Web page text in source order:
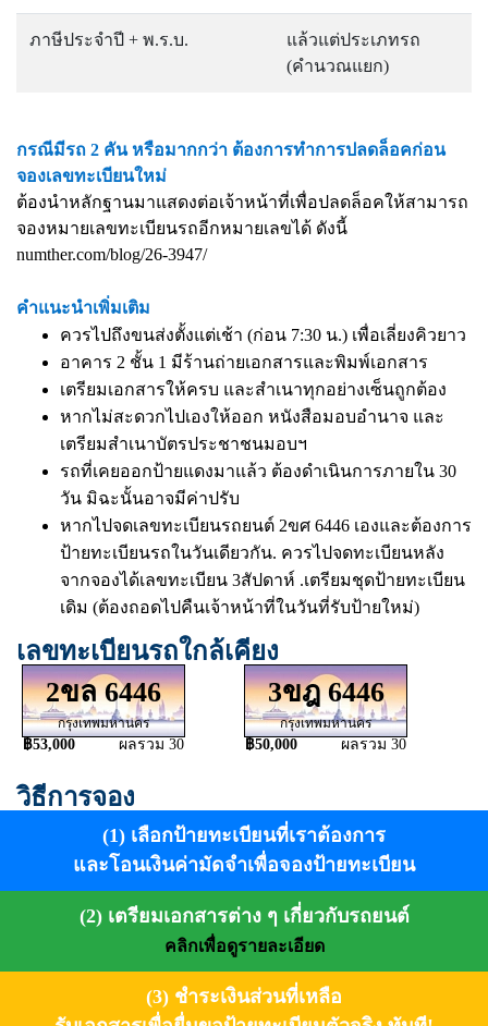
ภาษีประจำปี + พ.ร.บ.
แล้วแต่ประเภทรถ
(คำนวณแยก)
กรณีมีรถ 2 คัน หรือมากกว่า ต้องการทำการปลดล็อคก่อน
จองเลขทะเบียนใหม่
ต้องนำหลักฐานมาแสดงต่อเจ้าหน้าที่เพื่อปลดล็อคให้สามารถ
จองหมายเลขทะเบียนรถอีกหมายเลขได้ ดังนี้
numther.com/blog/26-3947/
คำแนะนำเพิ่มเติม
ควรไปถึงขนส่งตั้งแต่เช้า (ก่อน 7:30 น.) เพื่อเลี่ยงคิวยาว
อาคาร 2 ชั้น 1 มีร้านถ่ายเอกสารและพิมพ์เอกสาร
เตรียมเอกสารให้ครบ และสำเนาทุกอย่างเซ็นถูกต้อง
หากไม่สะดวกไปเองให้ออก หนังสือมอบอำนาจ และ
เตรียมสำเนาบัตรประชาชนมอบฯ
รถที่เคยออกป้ายแดงมาแล้ว ต้องดำเนินการภายใน 30
วัน มิฉะนั้นอาจมีค่าปรับ
หากไปจดเลขทะเบียนรถยนต์ 2ขศ 6446 เองและต้องการ
ป้ายทะเบียนรถในวันเดียวกัน. ควรไปจดทะเบียนหลัง
จากจองได้เลขทะเบียน 3สัปดาห์ .เตรียมชุดป้ายทะเบียน
เดิม (ต้องถอดไปคืนเจ้าหน้าที่ในวันที่รับป้ายใหม่)
เลขทะเบียนรถใกล้เคียง
2ขล 6446
กรุงเทพมหานคร
฿53,000 ผลรวม 30
3ขฎ 6446
กรุงเทพมหานคร
฿50,000 ผลรวม 30
วิธีการจอง
(1) เลือกป้ายทะเบียนที่เราต้องการ
และโอนเงินค่ามัดจำเพื่อจองป้ายทะเบียน
(2) เตรียมเอกสารต่าง ๆ เกี่ยวกับรถยนต์
คลิกเพื่อดูรายละเอียด
(3) ชำระเงินส่วนที่เหลือ